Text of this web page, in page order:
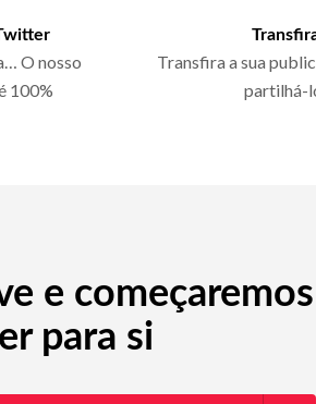
O nosso
100%
Transfira a sua
partilhá-
e
para si